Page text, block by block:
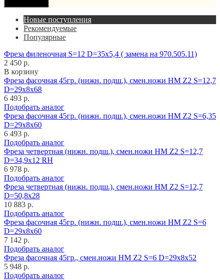
Новые поступления
Рекомендуемые
Популярные
Фреза филеночная S=12 D=35x5,4 ( замена на 970.505.11)
2 450 р.
В корзину
Фреза фасочная 45гр. (нижн. подш.), смен.ножи HM Z2 S=12,7
D=29x8x68
6 493 р.
Подобрать аналог
Фреза фасочная 45гр. (нижн. подш.), смен.ножи HM Z2 S=6,35
D=29x8x60
6 493 р.
Подобрать аналог
Фреза четвертная (нижн. подш.), смен.ножи HM Z2 S=12,7
D=34,9x12 RH
6 978 р.
Подобрать аналог
Фреза четвертная (нижн. подш.), смен.ножи HM Z2 S=12,7
D=50,8x28
10 883 р.
Подобрать аналог
Фреза фасочная 45гр. (нижн. подш.), смен.ножи HM Z2 S=6
D=29x8x60
7 142 р.
Подобрать аналог
Фреза фасочная 45гр., смен.ножи HM Z2 S=6 D=29x8x52
5 948 р.
Подобрать аналог